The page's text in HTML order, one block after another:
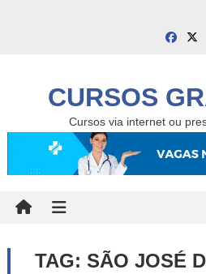
CURSOS
Cursos via internet ou
TAG: SÃO JOSÉ